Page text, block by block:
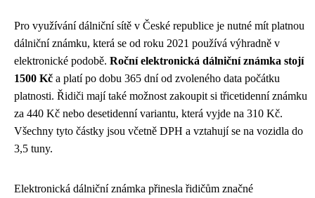
Pro využívání dálniční sítě v České republice je nutné mít platnou
dálniční známku, která se od roku 2021 používá výhradně v
elektronické podobě. Roční elektronická dálniční známka stojí
1500 Kč a platí po dobu 365 dní od zvoleného data počátku
platnosti. Řidiči mají také možnost zakoupit si třicetidenní známku
za 440 Kč nebo desetidenní variantu, která vyjde na 310 Kč.
Všechny tyto částky jsou včetně DPH a vztahují se na vozidla do
3,5 tuny.
Elektronická dálniční známka přinesla řidičům značné